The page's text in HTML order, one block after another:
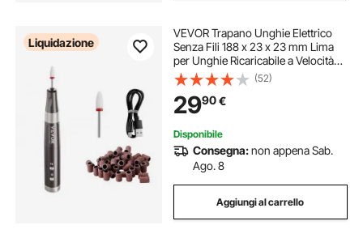
Liquidazione
VEVOR Trapano Unghie Elettrico
Senza Fili 188 x 23 x 23 mm Lima
per Unghie Ricaricabile a Velocità
Variabile Lucidatrice Portatile per
Manicure, 50 Bande Abrasive per
Superficie delle Unghie Liscia
(52)
2990€
Disponibile
Consegna:non appena Sab.
Ago. 8
Aggiungi al carrello